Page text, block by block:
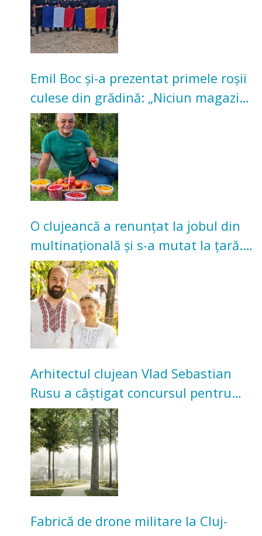
Emil Boc și-a prezentat primele roșii
culese din grădină: „Niciun magazin
nu poate oferi această satisfacție”
O clujeancă a renunțat la jobul din
multinațională și s-a mutat la țară.
Acum cultivă legume în grădina
bunicilor
Arhitectul clujean Vlad Sebastian
Rusu a câștigat concursul pentru
transformarea Grădinii Casei
Universitarilor
Fabrică de drone militare la Cluj-